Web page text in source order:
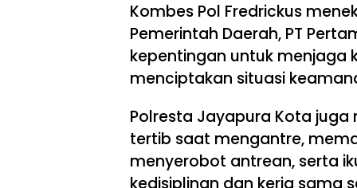
Kombes Pol Fredrickus
Pemerintah Daerah, PT
kepentingan untuk menjaga
menciptakan situasi
Polresta Jayapura Kota
tertib saat mengantre,
menyerobot antrean, serta
kedisiplinan dan kerja sama